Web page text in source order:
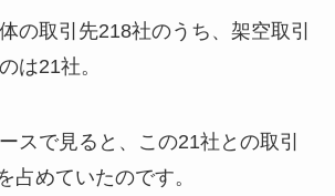
の取引先218社のうち、架空取引
は21社。
スで見ると、この21社との取引
占めていたのです。